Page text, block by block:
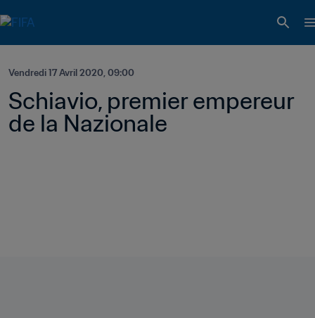
Vendredi 17 Avril 2020, 09:00
Schiavio, premier empereur
de la Nazionale